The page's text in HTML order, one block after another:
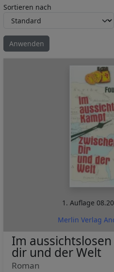
Sortieren nach
1. Auflage
Merlin Verlag
Im
dir und der Welt
Roman